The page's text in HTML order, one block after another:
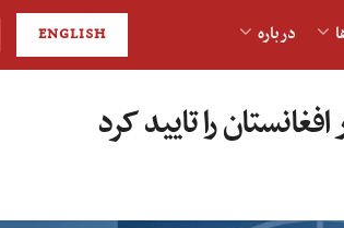
درباره ENGLISH
را تایید کرد